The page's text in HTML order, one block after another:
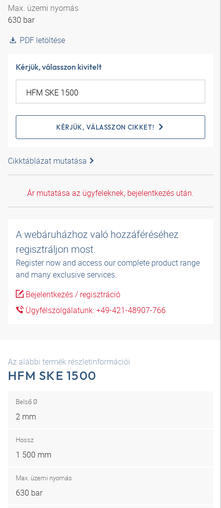
Max. üzemi nyomás
630 bar
PDF letöltése
Kérjük, válasszon kivitelt
KÉRJÜK, VÁLASSZON CIKKET!
Cikktáblázat mutatása
Ár mutatása az ügyfeleknek, bejelentkezés után.
A webáruházhoz való hozzáféréséhez
regisztráljon most.
Register now and access our complete product range
and many exclusive services.
Bejelentkezés / regisztráció
Ügyfélszolgálatunk: +49-421-48907-766
Az alábbi termék részletinformációi
HFM SKE 1500
Belső Ø
2 mm
Hossz
1 500 mm
Max. üzemi nyomás
630 bar